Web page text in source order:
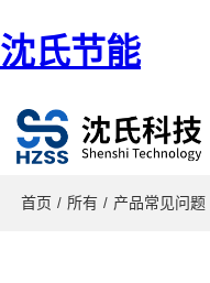
沈氏节能
首页 / 所有 / 产品常见问题